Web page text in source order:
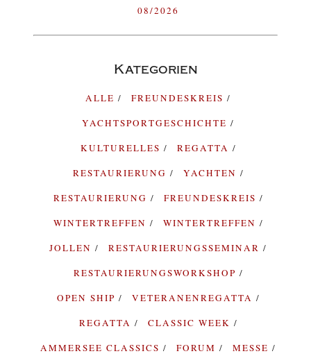
08/2026
Kategorien
ALLE
FREUNDESKREIS
YACHTSPORTGESCHICHTE
KULTURELLES
REGATTA
RESTAURIERUNG
YACHTEN
RESTAURIERUNG
FREUNDESKREIS
WINTERTREFFEN
WINTERTREFFEN
JOLLEN
RESTAURIERUNGSSEMINAR
RESTAURIERUNGSWORKSHOP
OPEN SHIP
VETERANENREGATTA
REGATTA
CLASSIC WEEK
AMMERSEE CLASSICS
FORUM MESSE